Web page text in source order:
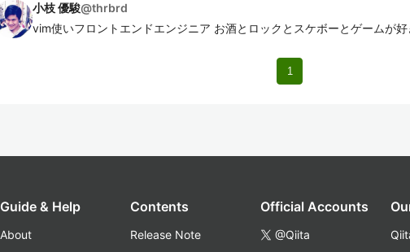
小枝 優駿@thrbrd
vim使いフロントエンドエンジニア お酒とロックとスケボーとゲームが好
1
Guide & Help
About
Contents
Release Note
Official Accounts
@Qiita